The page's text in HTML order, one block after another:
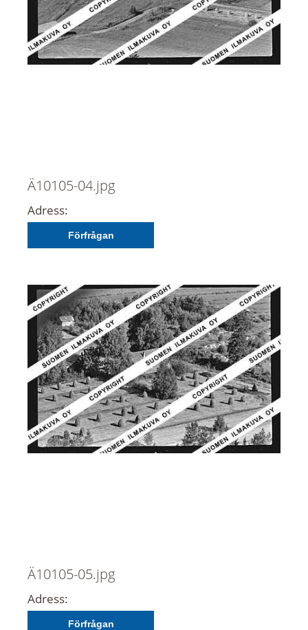
Ä10105-04.jpg
Adress:
Förfrågan
Ä10105-05.jpg
Adress:
Förfrågan